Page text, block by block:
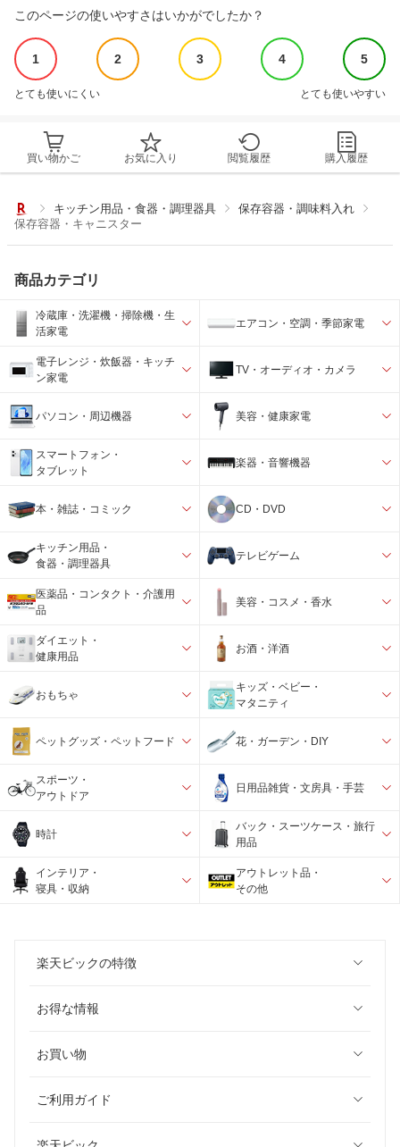
このページの使いやすさはいかがでしたか？
1 2 3 4 5
とても使いにくい とても使いやすい
買い物かご お気に入り 閲覧履歴 購入履歴
キッチン用品・食器・調理器具
保存容器・調味料入れ
保存容器・キャニスター
商品カテゴリ
冷蔵庫・洗濯機・掃除機・生
活家電
エアコン・空調・季節家電
電子レンジ・炊飯器・キッチ
ン家電
TV・オーディオ・カメラ
パソコン・周辺機器 美容・健康家電
スマートフォン・
タブレット
楽器・音響機器
本・雑誌・コミック CD・DVD
キッチン用品・
食器・調理器具
テレビゲーム
医薬品・コンタクト・介護用
品
美容・コスメ・香水
ダイエット・
健康用品
お酒・洋酒
おもちゃ
キッズ・ベビー・
マタニティ
ペットグッズ・ペットフード 花・ガーデン・DIY
スポーツ・
アウトドア
日用品雑貨・文房具・手芸
時計
バック・スーツケース・旅行
用品
インテリア・
寝具・収納
アウトレット品・
その他
楽天ビックの特徴
お得な情報
お買い物
ご利用ガイド